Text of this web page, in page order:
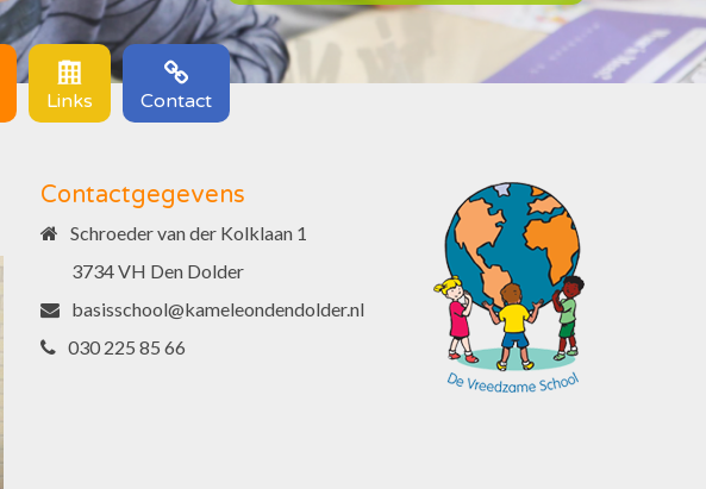
Links Contact
Contactgegevens
Schroeder van der Kolklaan 1
3734 VH Den Dolder
basisschool@kameleondendolder.nl
030 225 85 66